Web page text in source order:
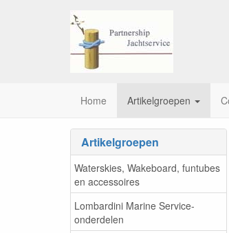
Home Artikelgroepen
Artikelgroepen
Waterskies, Wakeboard, funtubes
en accessoires
Lombardini Marine Service-
onderdelen